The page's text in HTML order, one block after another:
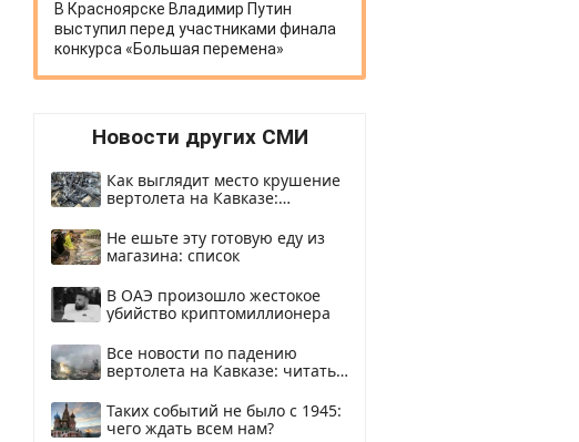
В Красноярске Владимир Путин
выступил перед участниками финала
конкурса «Большая перемена»
Новости других СМИ
Как выглядит место крушение
вертолета на Кавказе:
Не ешьте эту готовую еду из
магазина: список
В ОАЭ произошло жестокое
убийство криптомиллионера
Все новости по падению
вертолета на Кавказе: читать
Таких событий не было с 1945:
чего ждать всем нам?